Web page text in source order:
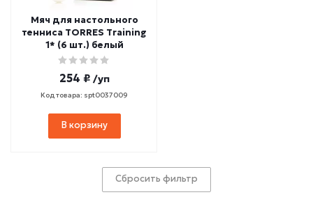
Мяч для настольного
тенниса TORRES Training
1* (6 шт.) белый
254 ₽ /уп
Код товара: spt0037009
В корзину
Сбросить фильтр